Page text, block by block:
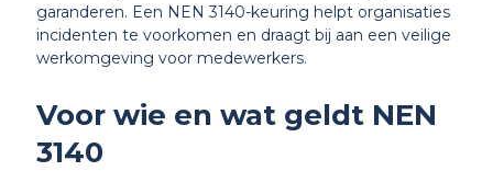
garanderen. Een NEN 3140-keuring helpt organisaties
incidenten te voorkomen en draagt bij aan een veilige
werkomgeving voor medewerkers.
Voor wie en wat geldt NEN
3140